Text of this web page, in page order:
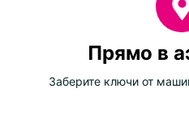
Прямо в
Заберите ключи от